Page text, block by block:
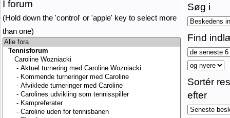
I forum
(Hold down the 'control' or 'apple' key to select more
than one)
Søg i
Find
Sortér
efter